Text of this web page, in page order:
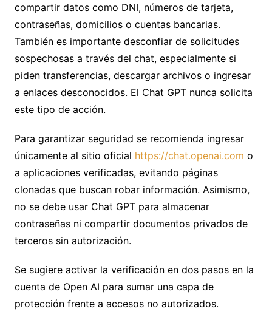
compartir datos como DNI, números de tarjeta,
contraseñas, domicilios o cuentas bancarias.
También es importante desconfiar de solicitudes
sospechosas a través del chat, especialmente si
piden transferencias, descargar archivos o ingresar
a enlaces desconocidos. El Chat GPT nunca solicita
este tipo de acción.
Para garantizar seguridad se recomienda ingresar
únicamente al sitio oficial https://chat.openai.com o
a aplicaciones verificadas, evitando páginas
clonadas que buscan robar información. Asimismo,
no se debe usar Chat GPT para almacenar
contraseñas ni compartir documentos privados de
terceros sin autorización.
Se sugiere activar la verificación en dos pasos en la
cuenta de Open AI para sumar una capa de
protección frente a accesos no autorizados.